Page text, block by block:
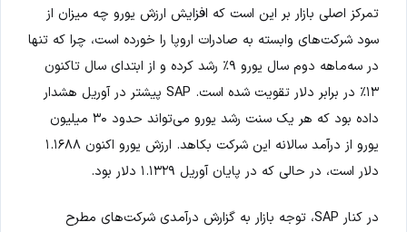
تمرکز اصلی بازار بر این است که افزایش ارزش یورو چه میزان از
سود شرکت‌های وابسته به صادرات اروپا را خورده است، چرا که تنها
در سه‌ماهه دوم سال یورو ۹٪ رشد کرده و از ابتدای سال تاکنون
۱۳٪ در برابر دلار تقویت شده است. SAP پیشتر در آوریل هشدار
داده بود که هر یک سنت رشد یورو می‌تواند حدود ۳۰ میلیون
یورو از درآمد سالانه این شرکت بکاهد. ارزش یورو اکنون ۱.۱۶۸۸
دلار است، در حالی که در پایان آوریل ۱.۱۳۲۹ دلار بود.
در کنار SAP، توجه بازار به گزارش درآمدی شرکت‌های مطرح